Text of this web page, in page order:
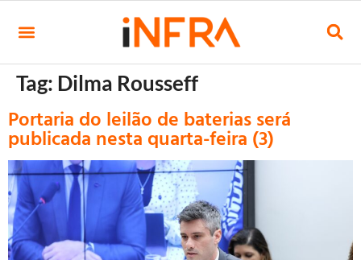
Tag: Dilma Rousseff
Portaria do leilão de baterias será
publicada nesta quarta-feira (3)